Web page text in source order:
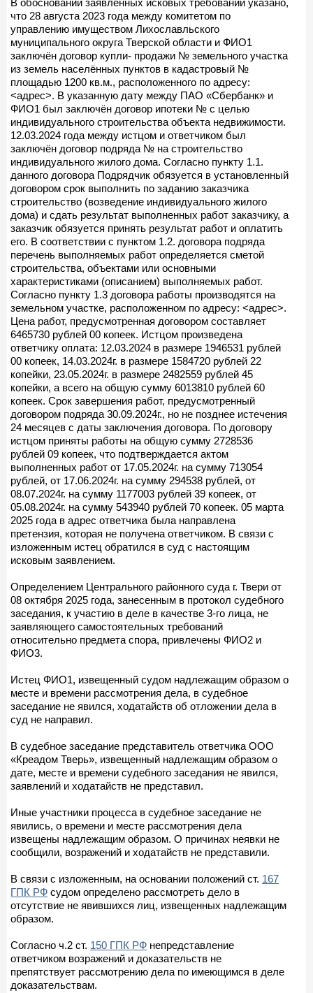
что 28 августа 2023 года между комитетом по
управлению имуществом Лихославльского
муниципального округа Тверской области и ФИО1
заключён договор купли- продажи № земельного участка
из земель населённых пунктов в кадастровый №
площадью 1200 кв.м., расположенного по адресу:
<адрес>. В указанную дату между ПАО «Сбербанк» и
ФИО1 был заключён договор ипотеки № с целью
индивидуального строительства объекта недвижимости.
12.03.2024 года между истцом и ответчиком был
заключён договор подряда № на строительство
индивидуального жилого дома. Согласно пункту 1.1.
данного договора Подрядчик обязуется в установленный
договором срок выполнить по заданию заказчика
строительство (возведение индивидуального жилого
дома) и сдать результат выполненных работ заказчику, а
заказчик обязуется принять результат работ и оплатить
его. В соответствии с пунктом 1.2. договора подряда
перечень выполняемых работ определяется сметой
строительства, объектами или основными
характеристиками (описанием) выполняемых работ.
Согласно пункту 1.3 договора работы производятся на
земельном участке, расположенном по адресу: <адрес>.
Цена работ, предусмотренная договором составляет
6465730 рублей 00 копеек. Истцом произведена
ответчику оплата: 12.03.2024 в размере 1946531 рублей
00 копеек, 14.03.2024г. в размере 1584720 рублей 22
копейки, 23.05.2024г. в размере 2482559 рублей 45
копейки, а всего на общую сумму 6013810 рублей 60
копеек. Срок завершения работ, предусмотренный
договором подряда 30.09.2024г., но не позднее истечения
24 месяцев с даты заключения договора. По договору
истцом приняты работы на общую сумму 2728536
рублей 09 копеек, что подтверждается актом
выполненных работ от 17.05.2024г. на сумму 713054
рублей, от 17.06.2024г. на сумму 294538 рублей, от
08.07.2024г. на сумму 1177003 рублей 39 копеек, от
05.08.2024г. на сумму 543940 рублей 70 копеек. 05 марта
2025 года в адрес ответчика была направлена
претензия, которая не получена ответчиком. В связи с
изложенным истец обратился в суд с настоящим
исковым заявлением.
Определением Центрального районного суда г. Твери от
08 октября 2025 года, занесенным в протокол судебного
заседания, к участию в деле в качестве 3-го лица, не
заявляющего самостоятельных требований
относительно предмета спора, привлечены ФИО2 и
ФИО3.
Истец ФИО1, извещенный судом надлежащим образом о
месте и времени рассмотрения дела, в судебное
заседание не явился, ходатайств об отложении дела в
суд не направил.
В судебное заседание представитель ответчика ООО
«Креадом Тверь», извещенный надлежащим образом о
дате, месте и времени судебного заседания не явился,
заявлений и ходатайств не представил.
Иные участники процесса в судебное заседание не
явились, о времени и месте рассмотрения дела
извещены надлежащим образом. О причинах неявки не
сообщили, возражений и ходатайств не представили.
В связи с изложенным, на основании положений ст. 167
ГПК РФ судом определено рассмотреть дело в
отсутствие не явившихся лиц, извещенных надлежащим
образом.
Согласно ч.2 ст. 150 ГПК РФ непредставление
ответчиком возражений и доказательств не
препятствует рассмотрению дела по имеющимся в деле
доказательствам.